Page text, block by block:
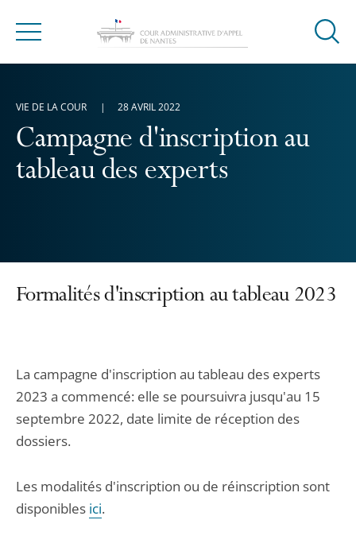
Menu
Ouvrir
Campagne d'inscription au
tableau des experts
VIE DE LA COUR 28 AVRIL 2022
Formalités d'inscription au tableau 2023
La campagne d'inscription au tableau des experts
2023 a commencé: elle se poursuivra jusqu'au 15
septembre 2022, date limite de réception des
dossiers.
Les modalités d'inscription ou de réinscription sont
disponibles ici.